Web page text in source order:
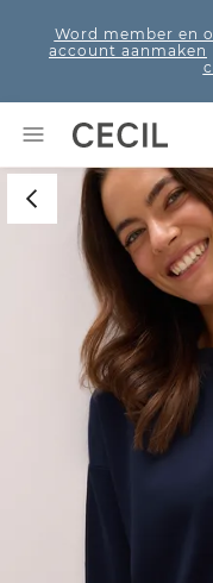
Word member en
account aanmaken